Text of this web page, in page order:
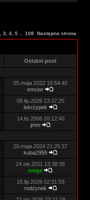
3 4 5 108 Następna strona
Ostatni post
05.maja.2022 18:54:40
emcior
08.lip.2026 13:37:25
lskrzypek
14.lis.2006 20:12:40
jmm
20.maja.2024 21:25:37
kuba2955
24.sie.2011 13:38:35
emge
15.lip.2026 02:31:59
rodzynek